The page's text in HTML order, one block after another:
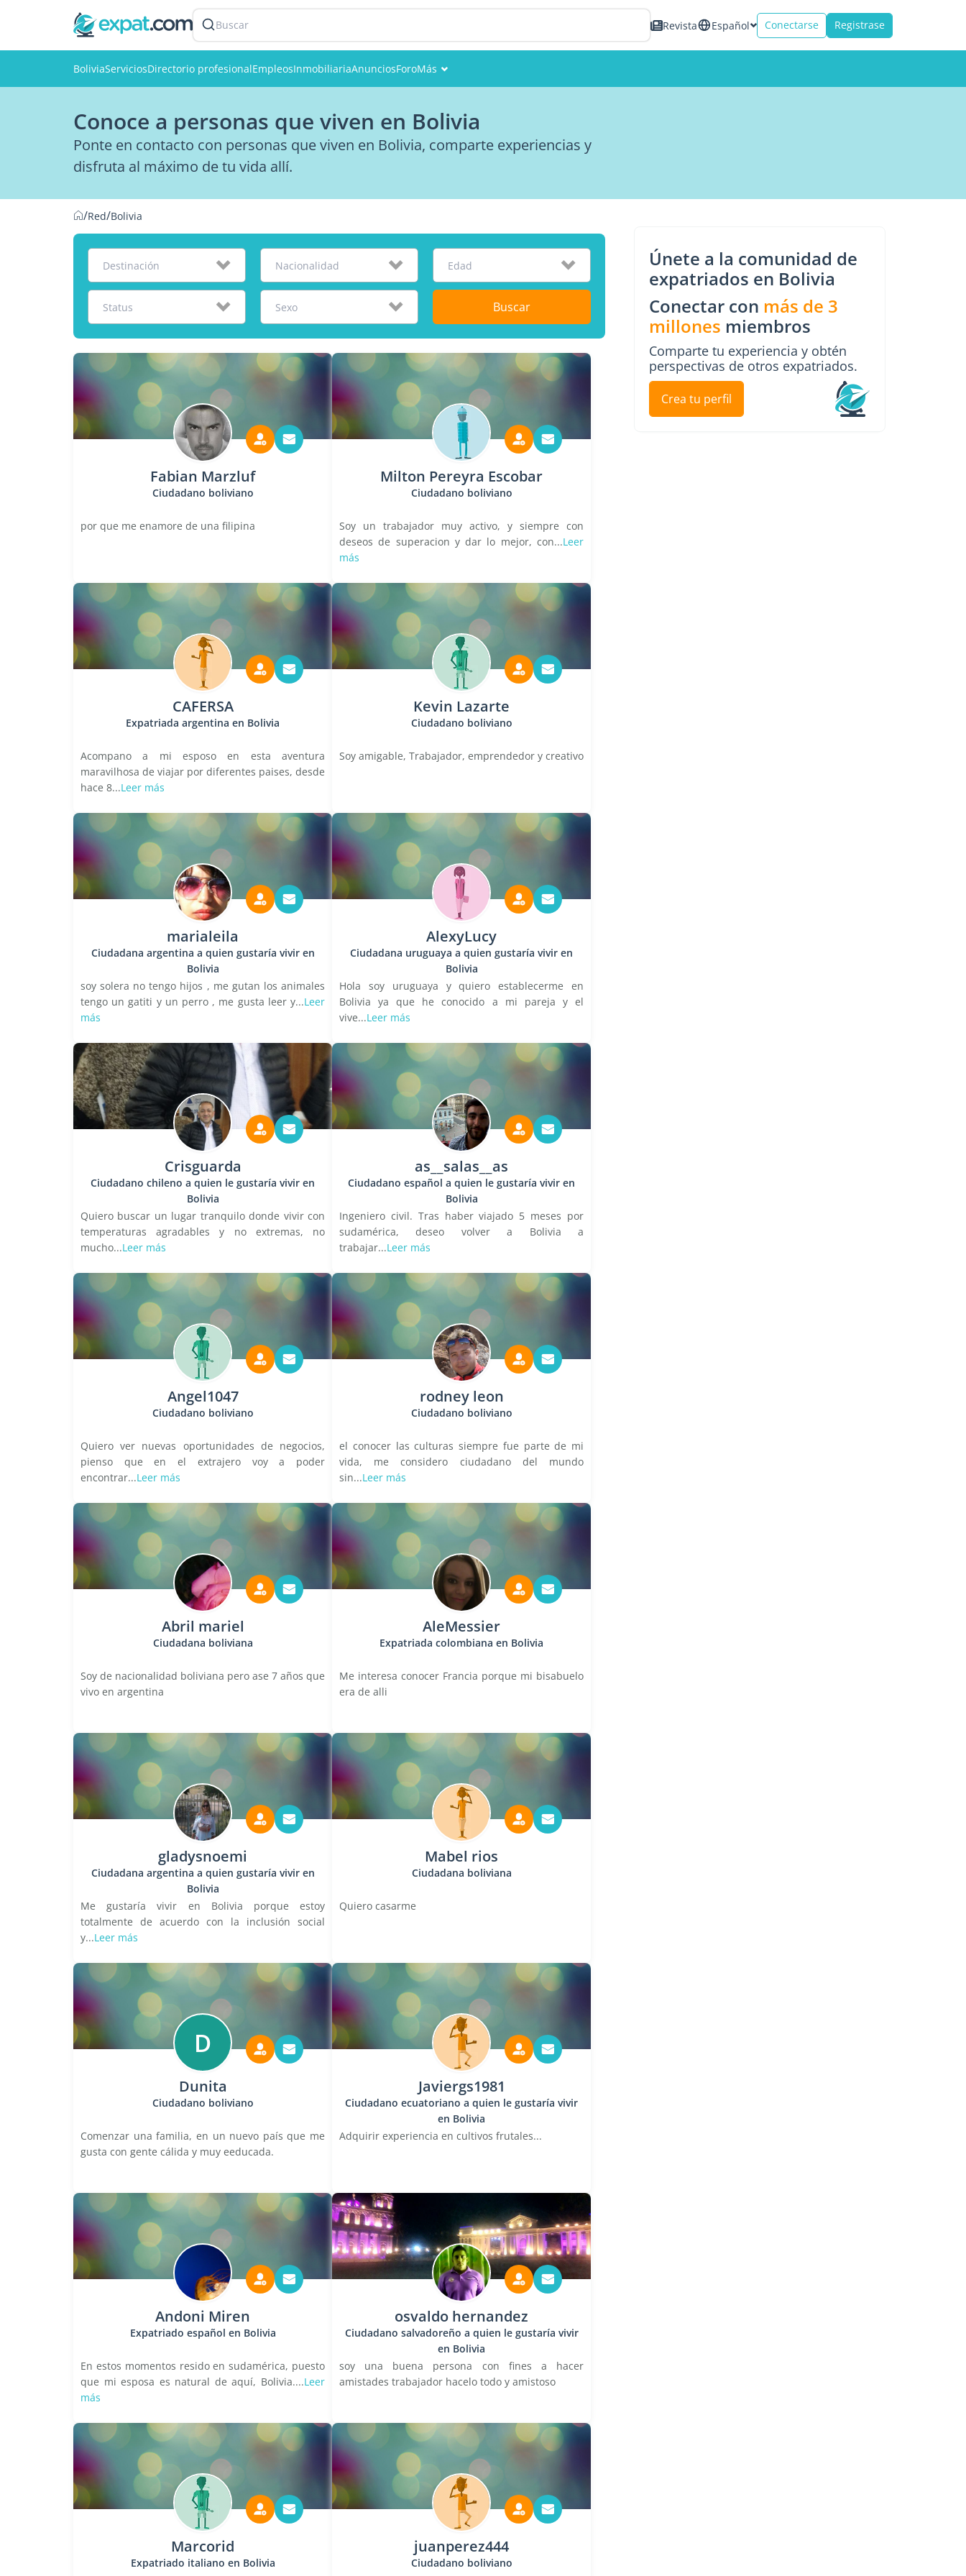
Buscar Revista Español Conectarse Registrase
BoliviaServiciosDirectorio profesionalEmpleosInmobiliariaAnunciosForoMás
Miembros
Conoce a personas que viven en Bolivia
Ponte en contacto con personas que viven en Bolivia, comparte experiencias y
disfruta al máximo de tu vida allí.
/Red/Bolivia
Destinación Nacionalidad Edad
Status Sexo Buscar
Fabian Marzluf
Ciudadano boliviano
por que me enamore de una filipina
Milton Pereyra Escobar
Ciudadano boliviano
Soy un trabajador muy activo, y siempre con
deseos de superacion y dar lo mejor, con...Leer
más
CAFERSA
Expatriada argentina en Bolivia
Acompano a mi esposo en esta aventura
maravilhosa de viajar por diferentes paises, desde
hace 8...Leer más
Kevin Lazarte
Ciudadano boliviano
Soy amigable, Trabajador, emprendedor y creativo
marialeila
Ciudadana argentina a quien gustaría vivir en
Bolivia
soy solera no tengo hijos , me gutan los animales
tengo un gatiti y un perro , me gusta leer y...Leer
más
AlexyLucy
Ciudadana uruguaya a quien gustaría vivir en
Bolivia
Hola soy uruguaya y quiero establecerme en
Bolivia ya que he conocido a mi pareja y el
vive...Leer más
Crisguarda
Ciudadano chileno a quien le gustaría vivir en
Bolivia
Quiero buscar un lugar tranquilo donde vivir con
temperaturas agradables y no extremas, no
mucho...Leer más
as__salas__as
Ciudadano español a quien le gustaría vivir en
Bolivia
Ingeniero civil. Tras haber viajado 5 meses por
sudamérica, deseo volver a Bolivia a
trabajar...Leer más
Angel1047
Ciudadano boliviano
Quiero ver nuevas oportunidades de negocios,
pienso que en el extrajero voy a poder
encontrar...Leer más
rodney leon
Ciudadano boliviano
el conocer las culturas siempre fue parte de mi
vida, me considero ciudadano del mundo
sin...Leer más
Abril mariel
Ciudadana boliviana
Soy de nacionalidad boliviana pero ase 7 años que
vivo en argentina
AleMessier
Expatriada colombiana en Bolivia
Me interesa conocer Francia porque mi bisabuelo
era de alli
gladysnoemi
Ciudadana argentina a quien gustaría vivir en
Bolivia
Me gustaría vivir en Bolivia porque estoy
totalmente de acuerdo con la inclusión social
y...Leer más
Mabel rios
Ciudadana boliviana
Quiero casarme
D
Dunita
Ciudadano boliviano
Comenzar una familia, en un nuevo país que me
gusta con gente cálida y muy eeducada.
Javiergs1981
Ciudadano ecuatoriano a quien le gustaría vivir
en Bolivia
Adquirir experiencia en cultivos frutales...
Andoni Miren
Expatriado español en Bolivia
En estos momentos resido en sudamérica, puesto
que mi esposa es natural de aquí, Bolivia....Leer
más
osvaldo hernandez
Ciudadano salvadoreño a quien le gustaría vivir
en Bolivia
soy una buena persona con fines a hacer
amistades trabajador hacelo todo y amistoso
Marcorid
Expatriado italiano en Bolivia
juanperez444
Ciudadano boliviano
Únete a la comunidad de
expatriados en Bolivia
Conectar con más de 3
millones miembros
Comparte tu experiencia y obtén
perspectivas de otros expatriados.
Crea tu perfil